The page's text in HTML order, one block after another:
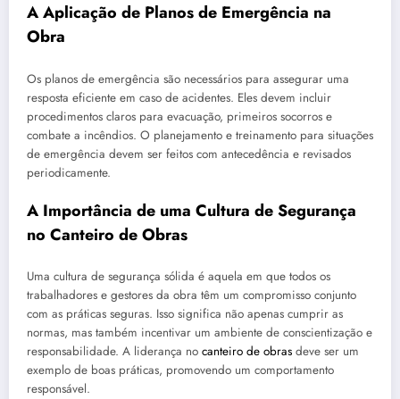
A Aplicação de Planos de Emergência na
Obra
Os planos de emergência são necessários para assegurar uma
resposta eficiente em caso de acidentes. Eles devem incluir
procedimentos claros para evacuação, primeiros socorros e
combate a incêndios. O planejamento e treinamento para situações
de emergência devem ser feitos com antecedência e revisados
periodicamente.
A Importância de uma Cultura de Segurança
no Canteiro de Obras
Uma cultura de segurança sólida é aquela em que todos os
trabalhadores e gestores da obra têm um compromisso conjunto
com as práticas seguras. Isso significa não apenas cumprir as
normas, mas também incentivar um ambiente de conscientização e
responsabilidade. A liderança no canteiro de obras deve ser um
exemplo de boas práticas, promovendo um comportamento
responsável.